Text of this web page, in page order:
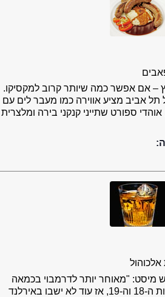
– אם אפשר כמה שיותר קרוב למקסיקו.
אביב מציע אווירה כמו מעבר לים עם
ספורט שתייני קנקני בירה ומלצרית
אלכוהול
מיסט: "מאוחר יותר לדרמבוי בכמאה
שנים, אך עדיין מדובר במאות ה-18 וה-19, אז עוד לא ישבו באירלנד